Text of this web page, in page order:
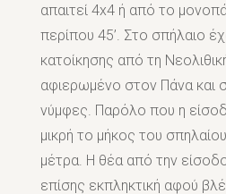
απαιτεί 4x4 ή από το
περίπου 45’. Στο σπήλαιο
κατοίκησης από τη
αφιερωμένο στον Πάνα και
νύμφες. Παρόλο που η
μικρή το μήκος του
μέτρα. Η θέα από την
επίσης εκπληκτική αφού